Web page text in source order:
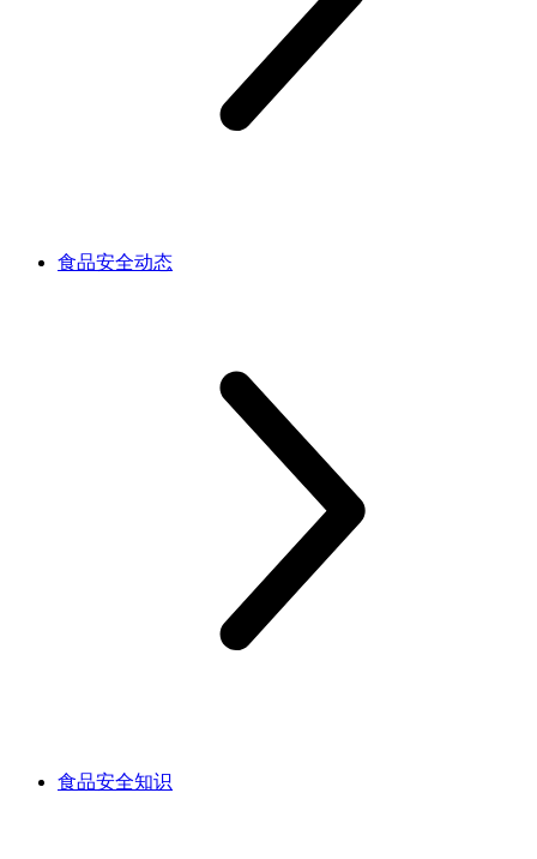
食品安全动态
食品安全知识